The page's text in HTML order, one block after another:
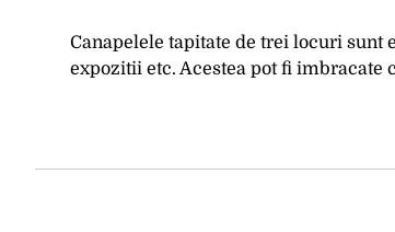
Canapelele tapitate de trei locuri sunt
expozitii etc. Acestea pot fi imbracate